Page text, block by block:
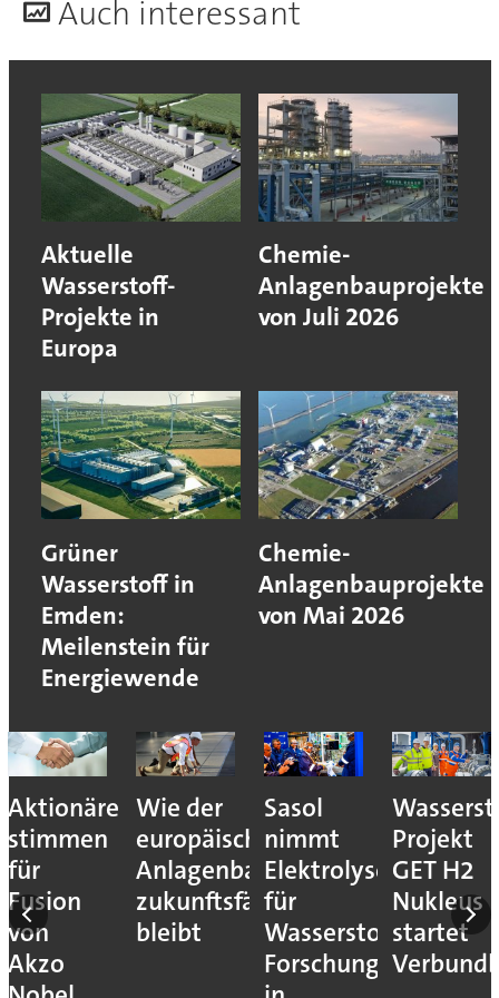
Auch interessant
Aktuelle
Wasserstoff-
Projekte in
Europa
Chemie-
Anlagenbauprojekte
von Juli 2026
Grüner
Wasserstoff in
Emden:
Meilenstein für
Energiewende
Chemie-
Anlagenbauprojekte
von Mai 2026
Aktionäre
stimmen
für
Fusion
von
Akzo
Wie der
europäische
Anlagenbau
zukunftsfähig
bleibt
Sasol
nimmt
Elektrolyseur
für
Wasserstoff-
Forschung
Projekt
GET H2
Nukleus
startet